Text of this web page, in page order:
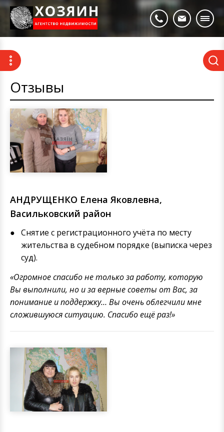
Отзывы
АНДРУЩЕНКО Елена Яковлевна,
Васильковский район
Снятие с регистрационного учёта по месту
жительства в судебном порядке (выписка через
суд).
«Огромное спасибо не только за работу, которую
Вы выполнили, но и за верные советы от Вас, за
понимание и поддержку… Вы очень облегчили мне
сложившуюся ситуацию. Спасибо ещё раз!»